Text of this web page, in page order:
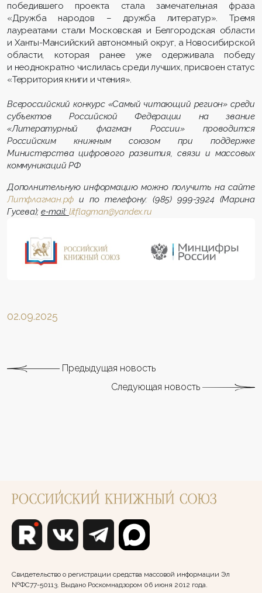
победившего проекта стала замечательная фраза
«Дружба народов – дружба литератур». Тремя
лауреатами стали Московская и Белгородская области
и Ханты-Мансийский автономный округ, а Новосибирской
области, которая ранее уже одерживала победу
и неоднократно числилась среди лучших, присвоен статус
«Территория книги и чтения».
Всероссийский конкурс «Самый читающий регион» среди
субъектов Российской Федерации на звание
«Литературный флагман России» проводится
Российским книжным союзом при поддержке
Министерства цифрового развития, связи и массовых
коммуникаций РФ
Дополнительную информацию можно получить на сайте
Литфлагман.рф и по телефону: (985) 999-3924 (Марина
Гусева); e-mail: litflagman@yandex.ru
02.09.2025
Предыдущая новость
Следующая новость
Свидетельство о регистрации средства массовой информации Эл
№ФС77-50113. Выдано Роскомнадзором 06 июня 2012 года.